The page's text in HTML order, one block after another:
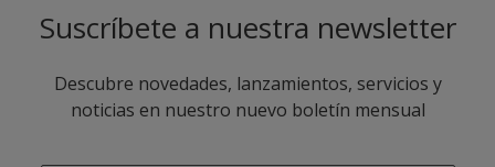
Suscríbete a nuestra newsletter
Descubre novedades, lanzamientos, servicios y
noticias en nuestro nuevo boletín mensual